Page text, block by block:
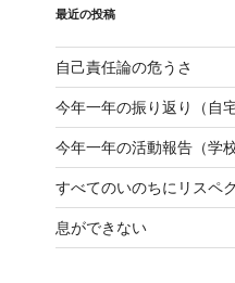
最近の投稿
自己責任論の危うさ
今年一年の振り返り（自
今年一年の活動報告（学
すべてのいのちにリスペ
息ができない